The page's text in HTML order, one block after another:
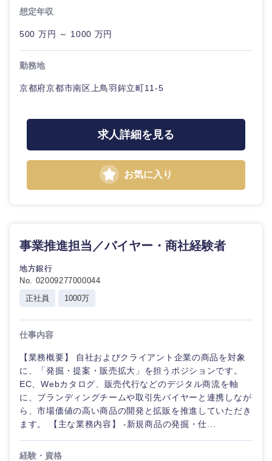
想定年収
500 万円 ～ 1000 万円
勤務地
京都府京都市南区上鳥羽鉾立町11-5
求人詳細を見る
お気に入り
事業推進担当／バイヤー・商社経験者
地方銀行
No. 02009277000044
正社員
1000万
仕事内容
【業務概要】 自社およびクライアント企業の商品を対象
に、「発掘・提案・販売拡大」を担うポジションです。
EC、Webカタログ、販売代行などのデジタル商流を軸
に、ブランディングチームや取引先バイヤーと連携しなが
ら、市場価値の高い商品の開発と拡販を推進していただき
ます。 【主な業務内容】 -新規商品の発掘・仕...
経験・資格